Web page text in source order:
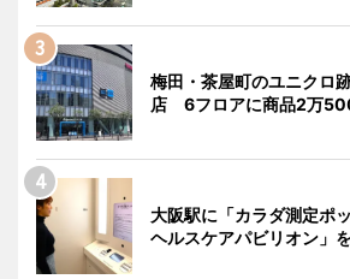
梅田・茶屋町のユニクロ
店 6フロアに商品2万
大阪駅に「カラダ測定ポ
ヘルスケアパビリオン」